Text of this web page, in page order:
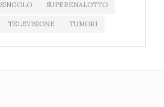
SINGOLO SUPERENALOTTO
TELEVISIONE TUMORI